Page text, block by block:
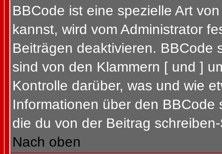
BBCode ist eine spezielle Art
kannst, wird vom Administrator
Beiträgen deaktivieren. BBCode
sind von den Klammern [ und ]
Kontrolle darüber, was und wie
Informationen über den
die du von der Beitrag
Nach oben